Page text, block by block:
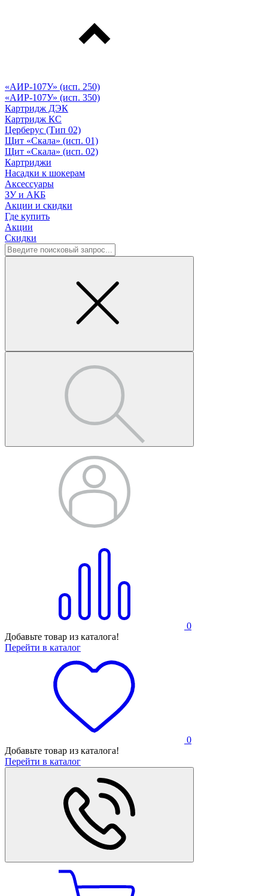
«АИР-107У» (исп. 250)
«АИР-107У» (исп. 350)
Картридж ДЭК
Картридж КС
Церберус (Тип 02)
Щит «Скала» (исп. 01)
Щит «Скала» (исп. 02)
Картриджи
Насадки к шокерам
Аксессуары
ЗУ и АКБ
Акции и скидки
Где купить
Акции
Скидки
0
Добавьте товар из каталога!
Перейти в каталог
0
Добавьте товар из каталога!
Перейти в каталог